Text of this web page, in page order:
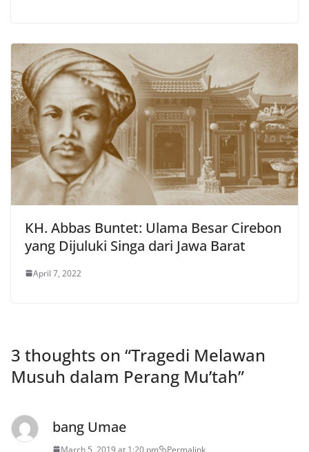
KH. Abbas Buntet: Ulama Besar Cirebon
yang Dijuluki Singa dari Jawa Barat
April 7, 2022
3 thoughts on “Tragedi Melawan
Musuh dalam Perang Mu’tah”
bang Umae
March 5, 2019 at 1:20 pm Permalink